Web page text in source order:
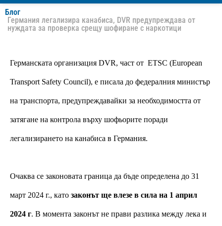
Блог
Германия легализира канабиса, DVR предупреждава от
нуждата за проверка срещу шофиране с наркотици
Германската организация DVR, част от  ETSC (European
Transport Safety Council), е писала до федералния министър
на транспорта, предупреждавайки за необходимостта от
затягане на контрола върху шофьорите поради
легализирането на канабиса в Германия.
Очаква се законовата граница да бъде определена до 31
март 2024 г., като законът ще влезе в сила на 1 април
2024 г. В момента законът не прави разлика между лека и